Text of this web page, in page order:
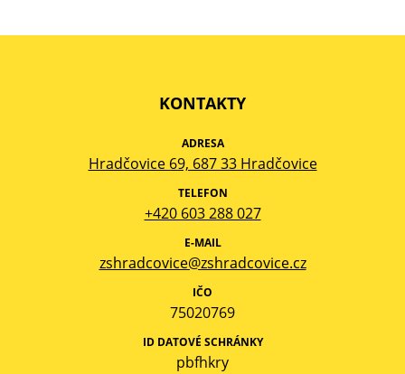
KONTAKTY
ADRESA
Hradčovice 69, 687 33 Hradčovice
TELEFON
+420 603 288 027
E-MAIL
zshradcovice@zshradcovice.cz
IČO
75020769
ID DATOVÉ SCHRÁNKY
pbfhkry